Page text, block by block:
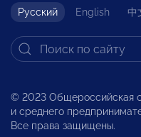
Русский English 中
© 2023 Общероссийская
и среднего
Все права защищены.